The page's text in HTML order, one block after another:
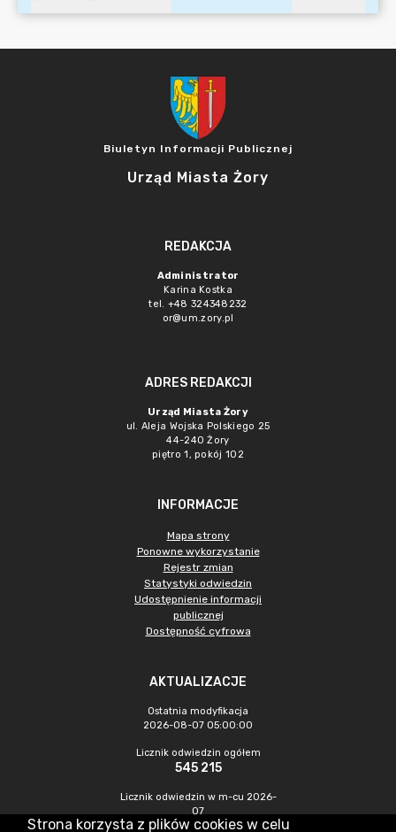
Biuletyn Informacji Publicznej
Urząd Miasta Żory
REDAKCJA
Administrator
Karina Kostka
tel. +48 324348232
or@um.zory.pl
ADRES REDAKCJI
Urząd Miasta Żory
ul. Aleja Wojska Polskiego 25
44-240 Żory
piętro 1, pokój 102
INFORMACJE
Mapa strony
Ponowne wykorzystanie
Rejestr zmian
Statystyki odwiedzin
Udostępnienie informacji
publicznej
Dostępność cyfrowa
AKTUALIZACJE
Ostatnia modyfikacja
2026-08-07 05:00:00
Licznik odwiedzin ogółem
545 215
Licznik odwiedzin w m-cu 2026-
07
1 231
Strona korzysta z plików cookies w celu